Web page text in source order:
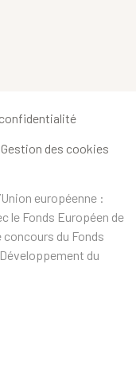
Gestion des cookies
européenne :
le Fonds Européen de
du Fonds
du